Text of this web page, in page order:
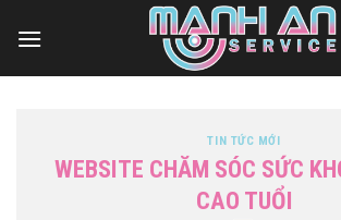
qua
TIN TỨC MỚI
WEBSITE CHĂM SÓC SỨC
CAO TUỔI